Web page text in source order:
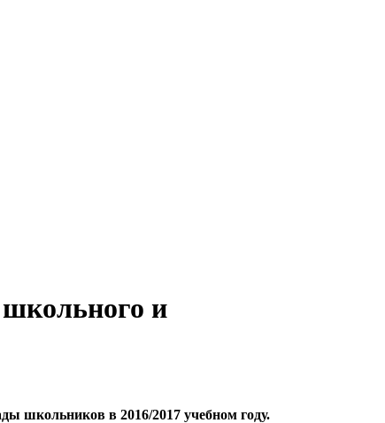
и
школьников в 2016/2017 учебном году.